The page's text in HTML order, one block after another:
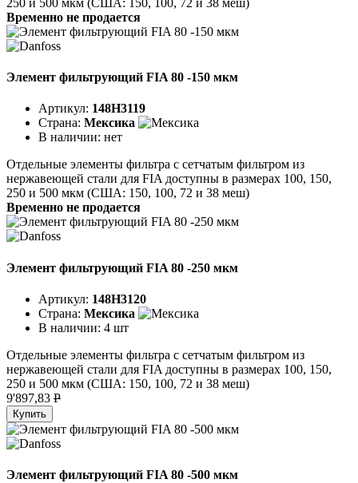
Временно не продается
Элемент фильтрующий FIA 80 -150 мкм
Артикул: 148H3119
Страна: Мексика
В наличии: нет
Отдельные элементы фильтра с сетчатым фильтром из
нержавеющей стали для FIA доступны в размерах 100, 150,
250 и 500 мкм (США: 150, 100, 72 и 38 меш)
Временно не продается
Элемент фильтрующий FIA 80 -250 мкм
Артикул: 148H3120
Страна: Мексика
В наличии: 4 шт
Отдельные элементы фильтра с сетчатым фильтром из
нержавеющей стали для FIA доступны в размерах 100, 150,
250 и 500 мкм (США: 150, 100, 72 и 38 меш)
9'897,83 P
Купить
Элемент фильтрующий FIA 80 -500 мкм